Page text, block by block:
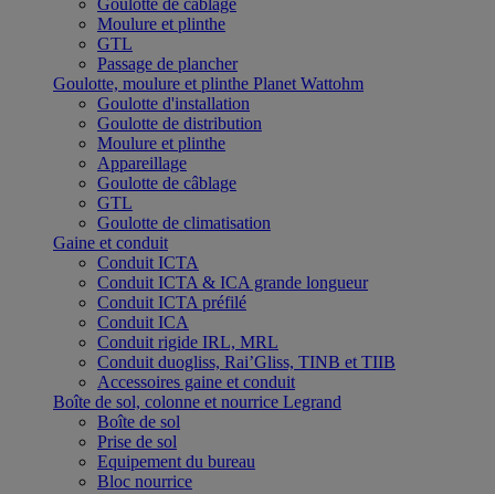
Goulotte de câblage
Moulure et plinthe
GTL
Passage de plancher
Goulotte, moulure et plinthe Planet Wattohm
Goulotte d'installation
Goulotte de distribution
Moulure et plinthe
Appareillage
Goulotte de câblage
GTL
Goulotte de climatisation
Gaine et conduit
Conduit ICTA
Conduit ICTA & ICA grande longueur
Conduit ICTA préfilé
Conduit ICA
Conduit rigide IRL, MRL
Conduit duogliss, Rai’Gliss, TINB et TIIB
Accessoires gaine et conduit
Boîte de sol, colonne et nourrice Legrand
Boîte de sol
Prise de sol
Equipement du bureau
Bloc nourrice